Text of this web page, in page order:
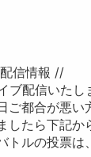
信情報 //
ブ配信いたし
ご都合が悪い
したら下記か
トルの投票は